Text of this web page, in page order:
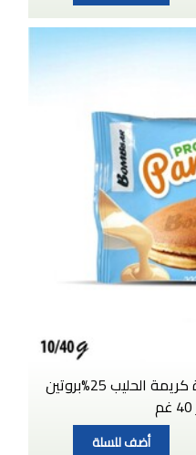
بان كيك غني بالبروتين بحشوة كريمة الحليب 25%بروتين
أضف للسلة